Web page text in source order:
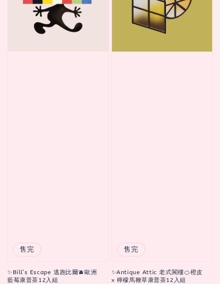
售完
✨Bill’s Escape 逃跑比爾🫐歐洲
藍莓康普茶12入組
售完
✨Antique Attic 老式閣樓🍊橙皮
x 檸檬馬鞭草康普茶12入組